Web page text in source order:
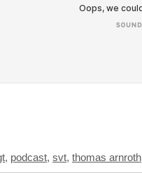
, podcast, svt, thomas arnroth